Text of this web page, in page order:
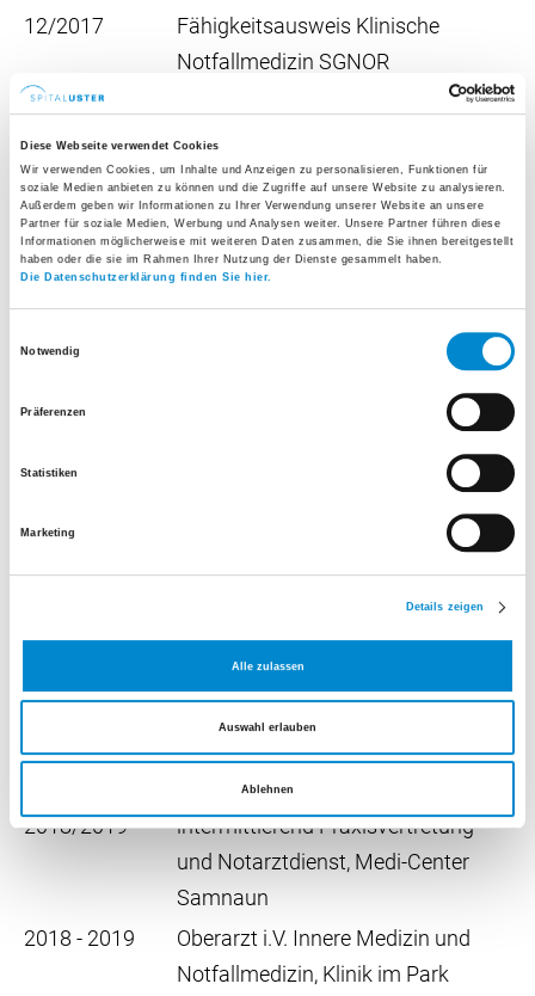
Diese Webseite verwendet Cookies
Wir verwenden Cookies, um Inhalte und Anzeigen zu personalisieren, Funktionen für
soziale Medien anbieten zu können und die Zugriffe auf unsere Website zu analysieren.
Außerdem geben wir Informationen zu Ihrer Verwendung unserer Website an unsere
Partner für soziale Medien, Werbung und Analysen weiter. Unsere Partner führen diese
Informationen möglicherweise mit weiteren Daten zusammen, die Sie ihnen bereitgestellt
haben oder die sie im Rahmen Ihrer Nutzung der Dienste gesammelt haben.
Die Datenschutzerklärung finden Sie hier.
Notwendig
Präferenzen
Statistiken
Marketing
Details zeigen
Alle zulassen
Auswahl erlauben
Ablehnen
12/2017
Fähigkeitsausweis Klinische
Notfallmedizin SGNOR
06/2018
Facharzttitel Innere Medizin FMH
2010 – 2012
Assistenzarzt für Chirurgie, Spital
Lachen
2012 – 2013
Assistenzarzt für Innere Medizin,
Assistenzarzt für Innere Medizin,
2014 – 2015
Notfallmedizin, Spital Limmattal
2015 – 2016
Assistenzarzt für Anästhesiologie,
Medizin/Notfallstation, GZO Spital
Wetzikon
Notfallmedizin, Universitätsspital
2018/2019
intermittierend Praxisvertretung
und Notarztdienst, Medi-Center
Samnaun
2018 - 2019
Oberarzt i.V. Innere Medizin und
Notfallmedizin, Klinik im Park